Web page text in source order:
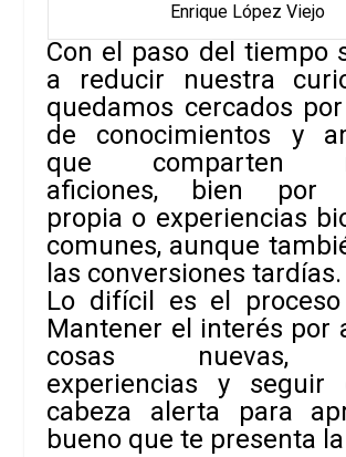
Enrique López Viejo
Con el paso del tiempo
a reducir nuestra
quedamos cercados
de conocimientos y
que comparten
aficiones, bien por
propia o experiencias
comunes, aunque
las conversiones tardías.
Lo difícil es el proceso
Mantener el interés por
cosas nuevas,
experiencias y
cabeza alerta para
bueno que te presenta